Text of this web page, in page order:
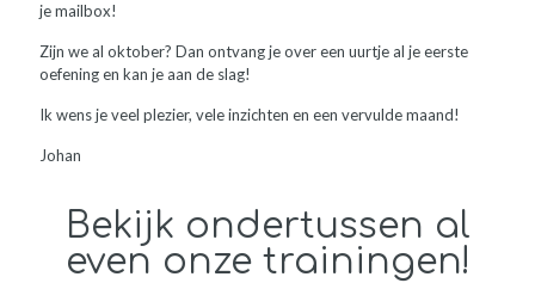
je mailbox!
Zijn we al oktober? Dan ontvang je over een uurtje al je eerste
oefening en kan je aan de slag!
Ik wens je veel plezier, vele inzichten en een vervulde maand!
Johan
Bekijk ondertussen al
even onze trainingen!